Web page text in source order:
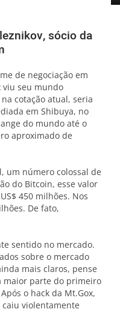
sócio da
de negociação em
viu seu mundo
cotação atual, seria
em Shibuya, no
do mundo até o
aproximado de
um número colossal de
do Bitcoin, esse valor
450 milhões. Nos
De fato,
sentido no mercado.
sobre o mercado
mais claros, pense
maior parte do primeiro
o hack da Mt.Gox,
caiu violentamente